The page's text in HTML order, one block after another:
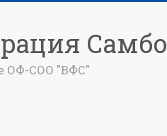
Самбо
ОФ-СОО "ВФС"